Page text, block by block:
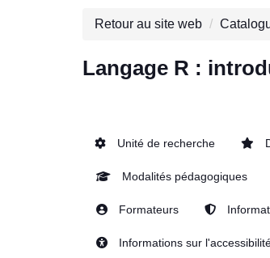
Retour au site web
Langage R :
Unité de recherche
Modalités pédagogiques
Formateurs
Informations sur